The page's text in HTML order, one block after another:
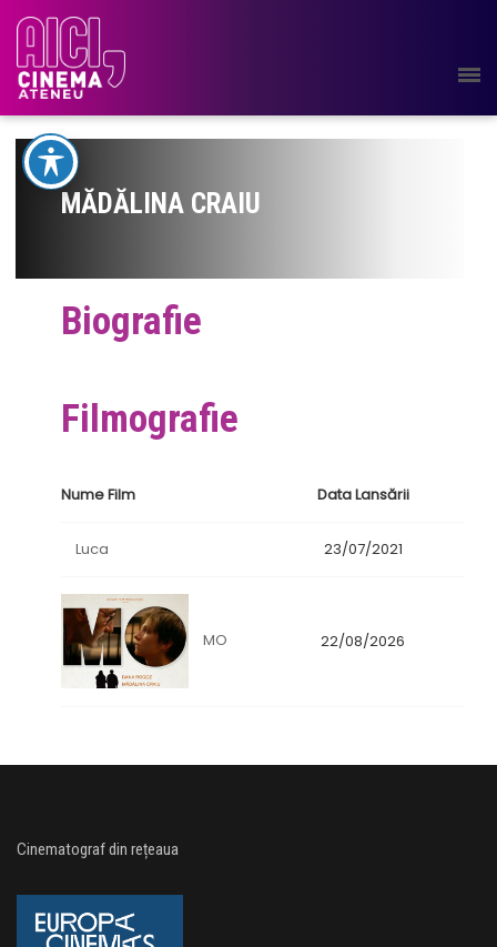
MĂDĂLINA CRAIU
Biografie
Filmografie
Nume Film Data Lansării
Luca 23/07/2021
MO 22/08/2026
Cinematograf din rețeaua